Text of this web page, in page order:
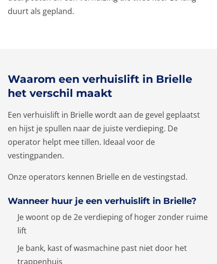
duurt als gepland.
Waarom een verhuislift in Brielle
het verschil maakt
Een verhuislift in Brielle wordt aan de gevel geplaatst
en hijst je spullen naar de juiste verdieping. De
operator helpt mee tillen. Ideaal voor de
vestingpanden.
Onze operators kennen Brielle en de vestingstad.
Wanneer huur je een verhuislift in Brielle?
Je woont op de 2e verdieping of hoger zonder ruime
lift
Je bank, kast of wasmachine past niet door het
trappenhuis